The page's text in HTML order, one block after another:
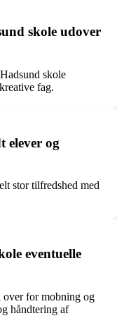
skole udover
skole
fag.
elever og
stor tilfredshed med
eventuelle
over for mobning og
håndtering af